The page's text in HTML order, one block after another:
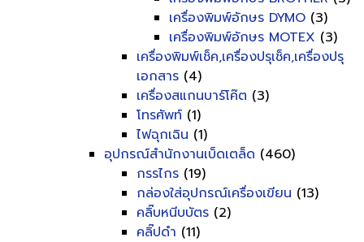
เครื่องพิมพ์อักษร DYMO (3)
เครื่องพิมพ์อักษร MOTEX (3)
เครื่องพิมพ์เช็ค,เครื่องปรุเช็ค,เครื่องปรุ
เอกสาร (4)
เครื่องสแกนบาร์โค๊ต (3)
โทรศัพท์ (1)
ไฟฉุกเฉิน (1)
อุปกรณ์สำนักงานเบ็ดเตล็ด (460)
กรรไกร (19)
กล่องใส่อุปกรณ์เครื่องเขียน (13)
คลิ๊บหนีบบัตร (2)
คลิ๊ปดำ (11)